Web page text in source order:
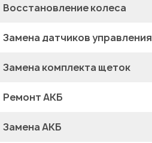
Восстановление колеса
Замена датчиков управления
Замена комплекта щеток
Ремонт АКБ
Замена АКБ